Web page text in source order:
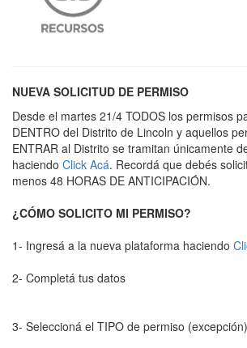
NUEVA SOLICITUD DE PERMISO
Desde el martes 21/4 TODOS los permisos
DENTRO del Distrito de Lincoln y aquellos
ENTRAR al Distrito se tramitan únicamente
haciendo Click Acá. Recordá que debés
menos 48 HORAS DE ANTICIPACIÓN.
¿CÓMO SOLICITO MI PERMISO?
1- Ingresá a la nueva plataforma haciendo
2- Completá tus datos
3- Seleccioná el TIPO de permiso